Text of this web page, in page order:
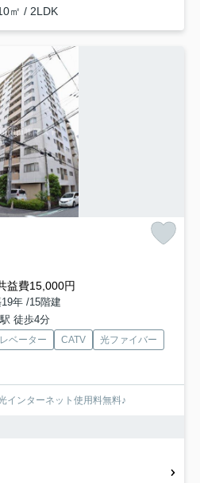
㎡ / 2LDK
益費15,000円
年 /15階建
徒歩4分
ベーター CATV
光ファイバー
インターネット使用料無料♪